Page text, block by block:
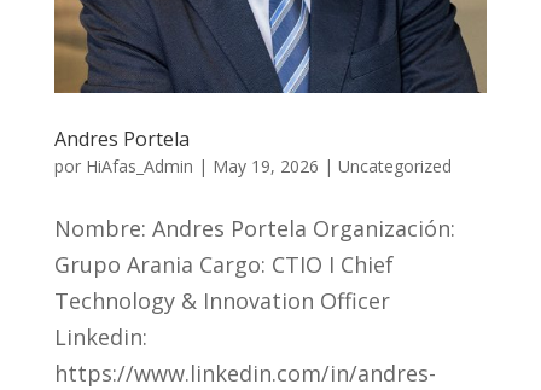
Andres Portela
por HiAfas_Admin | May 19, 2026 | Uncategorized
Nombre: Andres Portela Organización:
Grupo Arania Cargo: CTIO I Chief
Technology & Innovation Officer
Linkedin:
https://www.linkedin.com/in/andres-